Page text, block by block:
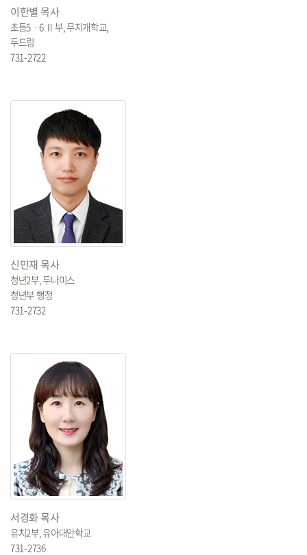
이한별 목사
초등5ㆍ6 Ⅱ부, 무지개학교,
두드림
731-2722
신민재 목사
청년2부, 두나미스
청년부 행정
731-2732
서경화 목사
유치2부, 유아대안학교
731-2736